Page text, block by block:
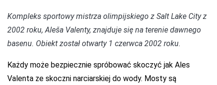
Kompleks sportowy mistrza olimpijskiego z Salt Lake City z
2002 roku, Aleša Valenty, znajduje się na terenie dawnego
basenu. Obiekt został otwarty 1 czerwca 2002 roku.
Każdy może bezpiecznie spróbować skoczyć jak Ales
Valenta ze skoczni narciarskiej do wody. Mosty są